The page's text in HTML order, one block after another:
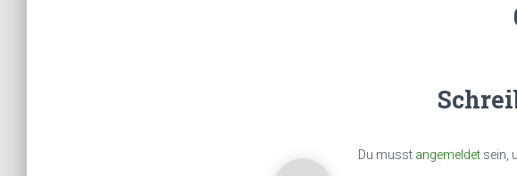
Du musst angemeldet sein,